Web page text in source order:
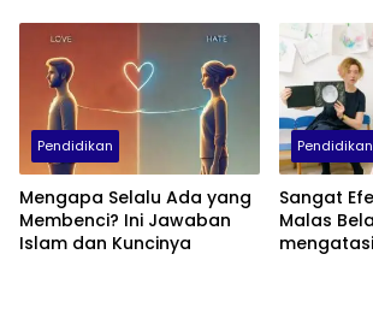
Pendidikan
Mengapa Selalu Ada yang
Membenci? Ini Jawaban
Islam dan Kuncinya
Pendidikan
Sangat
Malas